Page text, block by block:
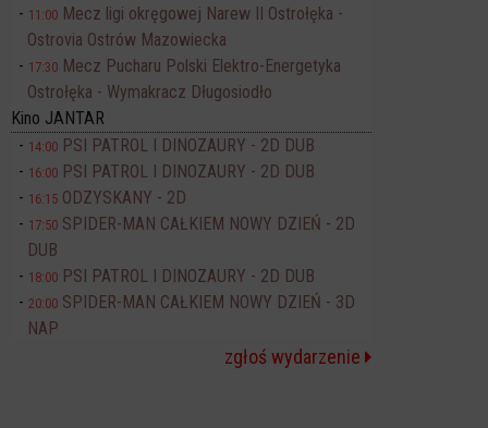
11:00 Mecz ligi okręgowej Narew II Ostrołęka -
Ostrovia Ostrów Mazowiecka
17:30 Mecz Pucharu Polski Elektro-Energetyka
Ostrołęka - Wymakracz Długosiodło
Kino JANTAR
14:00 PSI PATROL I DINOZAURY - 2D DUB
16:00 PSI PATROL I DINOZAURY - 2D DUB
16:15 ODZYSKANY - 2D
17:50 SPIDER-MAN CAŁKIEM NOWY DZIEŃ - 2D
DUB
18:00 PSI PATROL I DINOZAURY - 2D DUB
20:00 SPIDER-MAN CAŁKIEM NOWY DZIEŃ - 3D
NAP
zgłoś wydarzenie